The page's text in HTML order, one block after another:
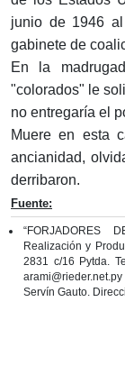
junio de 1946
gabinete de
En la
"colorados" le
no entregaría el
Muere en esta
ancianidad,
derribaron.
Fuente:
“FORJADORES
Realización y
2831 c/16 Pytda.
Servín Gauto.